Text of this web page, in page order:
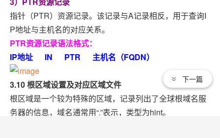
指针（PTR）资源记录。该记录与A记录相反，用于查询I
P地址与主机名的对应关系。
PTR资源记录语法格式：
IP地址 IN PTR 主机名（FQDN）
3.10 根区域设置及对应区域文件
根区域是一个较为特殊的区域，记录列出了全球根域名服
务器的信息，域名通常用“.”表示，类型为hint。
下一篇